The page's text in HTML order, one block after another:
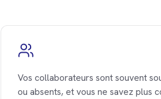
Vos collaborateurs sont souvent
ou absents, et vous ne savez plus